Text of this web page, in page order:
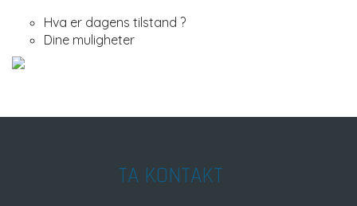
Hva er dagens tilstand ?
Dine muligheter
TA KONTAKT